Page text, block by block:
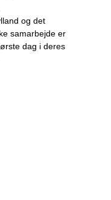
og det
samarbejde er
dag i deres